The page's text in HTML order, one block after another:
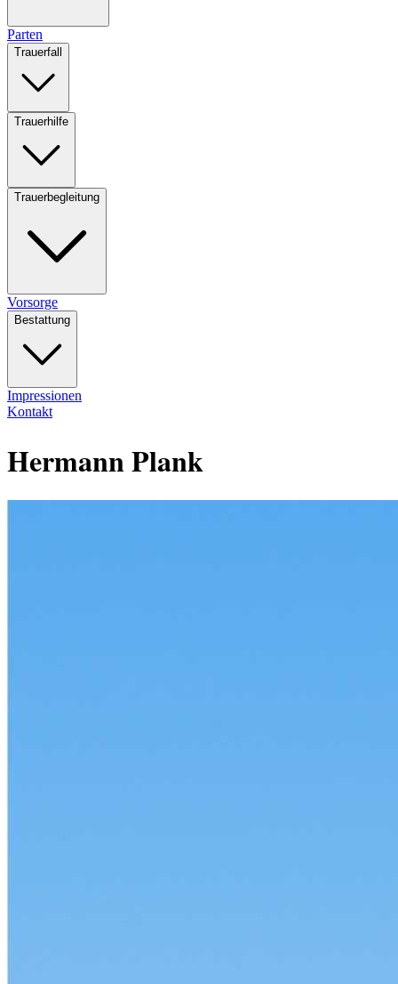
Parten
Trauerfall
Trauerhilfe
Trauerbegleitung
Vorsorge
Bestattung
Impressionen
Kontakt
Hermann Plank